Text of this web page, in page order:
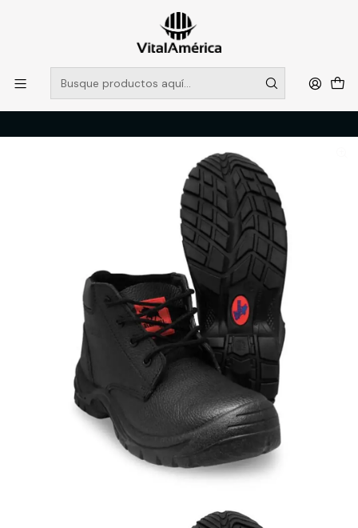
POR SISTEMA FRONTAL SOLO RETIROS EN TIENDA, DESDE
MUCHAS GRACIAS +569 5956 2237
Leer más
CALZADO
ZAPATOS DE SEGURIDAD
BOTIN BLACK BULL BASIC PUNTA PLANTA NEGRO T/40